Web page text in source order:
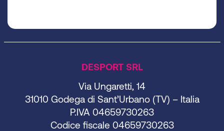
DESPORT SRL
Via Ungaretti, 14
31010 Godega di Sant’Urbano (TV) – Italia
P.IVA 04659730263
Codice fiscale 04659730263